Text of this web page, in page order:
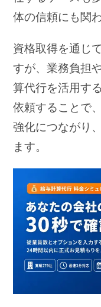
体の信頼にも関
資格取得を通じ
すが、業務負担
算代行を活用す
依頼することで
強化につながり
ます。